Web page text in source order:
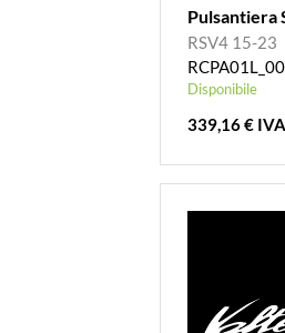
Pulsantiera
RSV4 15-23
RCPA01L_00
Disponibile
339,16 €